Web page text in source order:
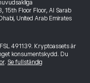
15th Floor Floor, Al Sarab
United Arab Emirates
491139. Kryptoassets är
konsumentskydd. Du
. Se fullständig